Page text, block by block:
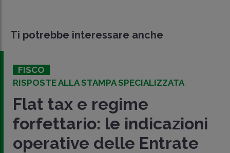
Ti potrebbe interessare anche
SPECIALIZZATA
indicazioni
Entrate
INVIO ENTRO IL 31
2022:
compensi